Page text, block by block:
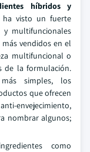
híbridos y
ha visto un fuerte
multifuncionales
vendidos en el
multifuncional o
de la formulación.
simples, los
que ofrecen
envejecimiento,
nombrar algunos;
como